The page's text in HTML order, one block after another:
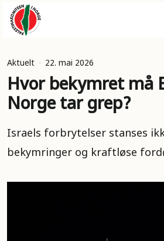
Aktuelt 22. mai 2026
Hvor bekymret må
Norge tar grep?
Israels forbrytelser stanses
bekymringer og kraftløse